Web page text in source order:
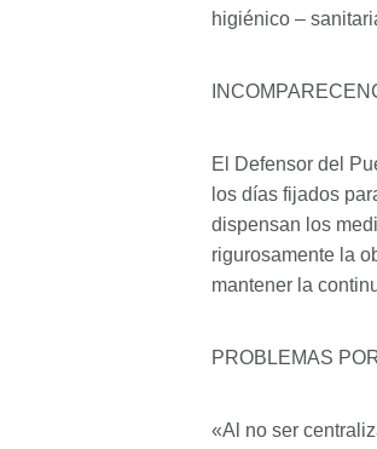
higiénico –
El Defensor del
los días fijados
dispensan los
rigurosamente la
mantener la
PROBLEMAS
«Al no ser